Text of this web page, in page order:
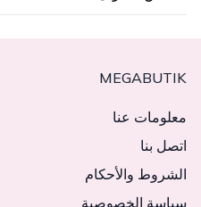
MEGABUTIK
معلومات عنا
اتصل بنا
الشروط والأحكام
سياسة الخصوصية